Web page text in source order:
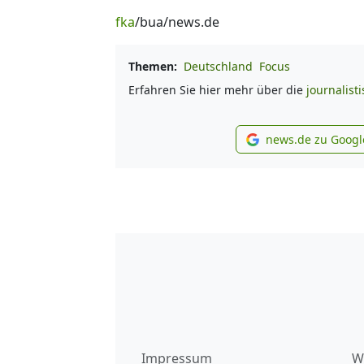
fka/bua/news.de
Themen: Deutschland Focus
Erfahren Sie hier mehr über die
news.de zu
Impressum